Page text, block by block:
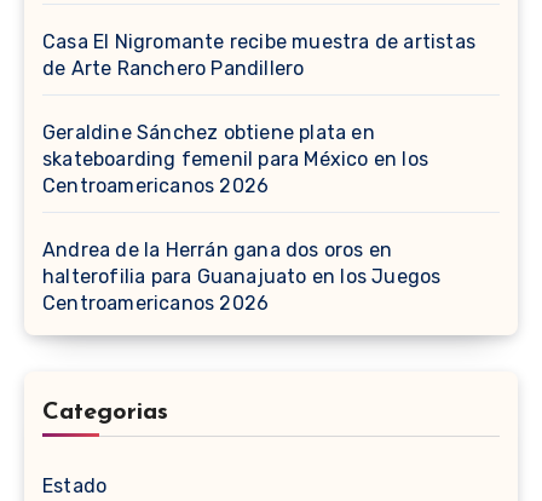
Casa El Nigromante recibe muestra de artistas
de Arte Ranchero Pandillero
Geraldine Sánchez obtiene plata en
skateboarding femenil para México en los
Centroamericanos 2026
Andrea de la Herrán gana dos oros en
halterofilia para Guanajuato en los Juegos
Centroamericanos 2026
Categorias
Estado